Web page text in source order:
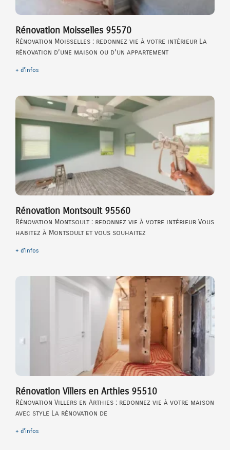
Rénovation Moisselles 95570
Rénovation Moisselles : redonnez vie à votre intérieur La
rénovation d’une maison ou d’un appartement
+ d'infos
Rénovation Montsoult 95560
Rénovation Montsoult : redonnez vie à votre intérieur Vous
habitez à Montsoult et vous souhaitez
+ d'infos
Rénovation Villers en Arthies 95510
Rénovation Villers en Arthies : redonnez vie à votre maison
avec style La rénovation de
+ d'infos